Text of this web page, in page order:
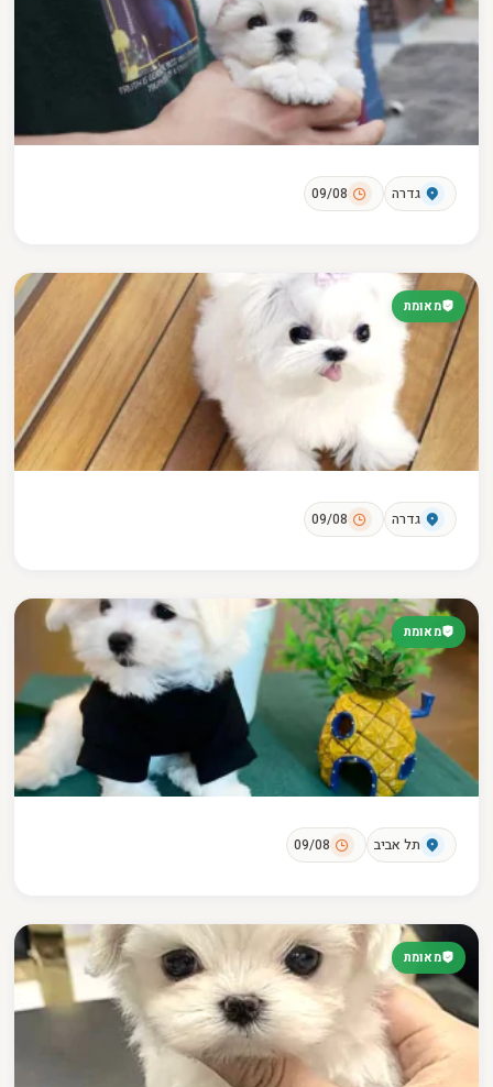
גדרה 09/08
מאומת
גדרה 09/08
מאומת
תל אביב 09/08
מאומת